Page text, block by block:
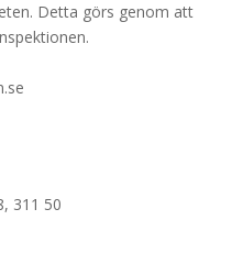
Detta görs genom att
311 50